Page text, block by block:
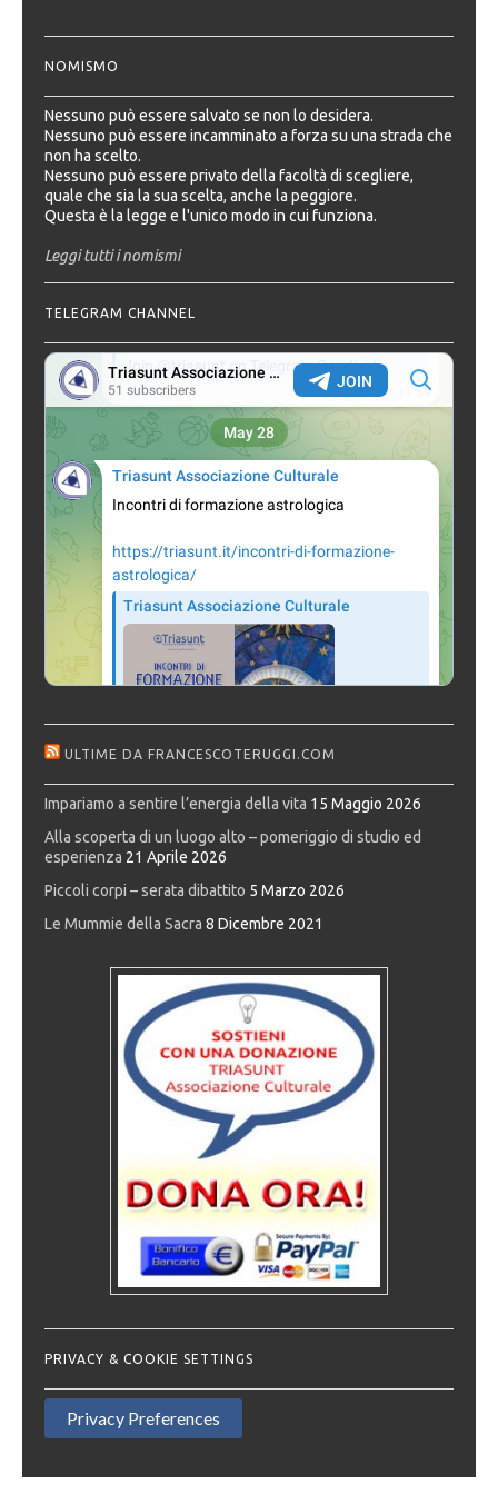
NOMISMO
Nessuno può essere salvato se non lo desidera.
Nessuno può essere incamminato a forza su una strada che
non ha scelto.
Nessuno può essere privato della facoltà di scegliere,
quale che sia la sua scelta, anche la peggiore.
Questa è la legge e l'unico modo in cui funziona.
Leggi tutti i nomismi
TELEGRAM CHANNEL
ULTIME DA FRANCESCOTERUGGI.COM
Impariamo a sentire l’energia della vita 15 Maggio 2026
Alla scoperta di un luogo alto – pomeriggio di studio ed
esperienza 21 Aprile 2026
Piccoli corpi – serata dibattito 5 Marzo 2026
Le Mummie della Sacra 8 Dicembre 2021
PRIVACY & COOKIE SETTINGS
Privacy Preferences